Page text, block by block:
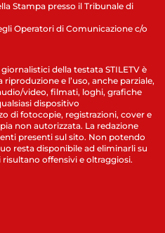
Stampa presso il Tribunale di
Operatori di Comunicazione c/o
della testata STILETV è
e l’uso, anche parziale,
video, filmati, loghi, grafiche
dispositivo
di fotocopie, registrazioni, cover e
non autorizzata. La redazione
presenti sul sito. Non potendo
resta disponibile ad eliminarli su
offensivi e oltraggiosi.